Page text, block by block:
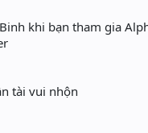
khi bạn tham gia
tài vui nhộn